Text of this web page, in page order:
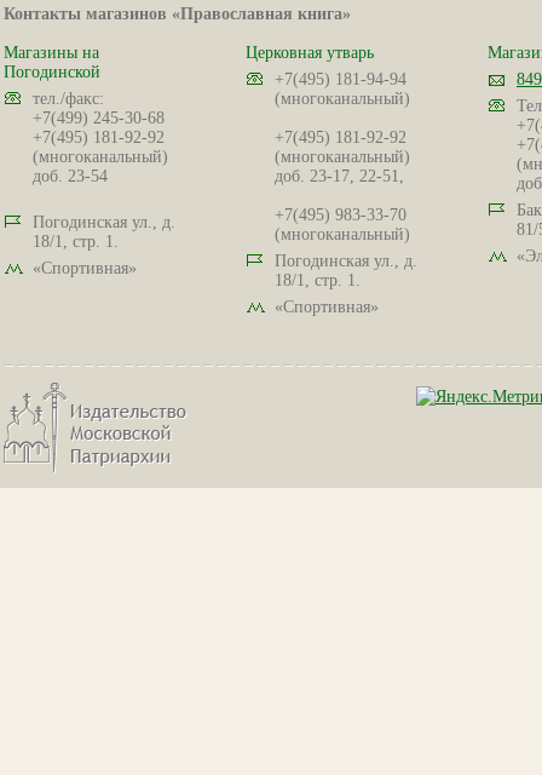
Контакты магазинов «Православная книга»
Магазины на
Погодинской
тел./факс:
+7(499) 245-30-68
+7(495) 181-92-92
(многоканальный)
доб. 23-54
Погодинская ул., д.
18/1, стр. 1.
«Спортивная»
Церковная утварь
+7(495) 181-94-94
(многоканальный)
+7(495) 181-92-92
(многоканальный)
доб. 23-17, 22-51,
+7(495) 983-33-70
(многоканальный)
Погодинская ул., д.
18/1, стр. 1.
«Спортивная»
81/